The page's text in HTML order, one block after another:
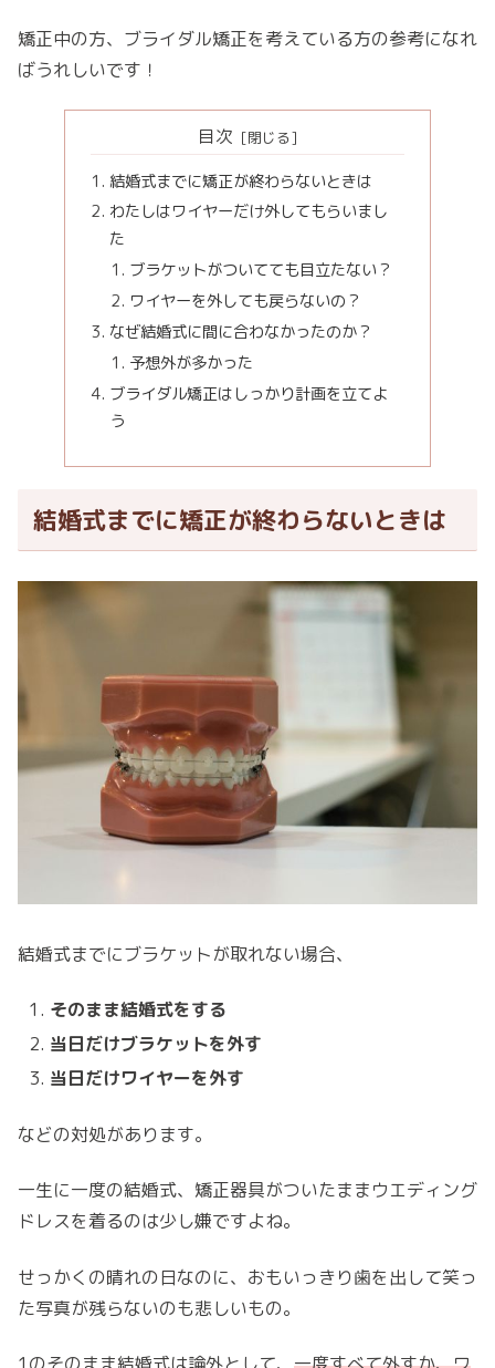
矯正中の方、ブライダル矯正を考えている方の参考になれ
ばうれしいです！
目次
結婚式までに矯正が終わらないときは
わたしはワイヤーだけ外してもらいまし
た
ブラケットがついてても目立たない？
ワイヤーを外しても戻らないの？
なぜ結婚式に間に合わなかったのか？
予想外が多かった
ブライダル矯正はしっかり計画を立てよ
う
結婚式までに矯正が終わらないときは
結婚式までにブラケットが取れない場合、
そのまま結婚式をする
当日だけブラケットを外す
当日だけワイヤーを外す
などの対処があります。
一生に一度の結婚式、矯正器具がついたままウエディング
ドレスを着るのは少し嫌ですよね。
せっかくの晴れの日なのに、おもいっきり歯を出して笑っ
た写真が残らないのも悲しいもの。